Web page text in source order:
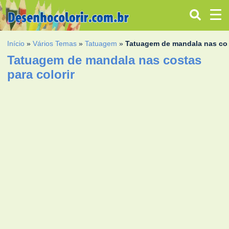
Início »Vários Temas »Tatuagem »Tatuagem de mandala nas
Tatuagem de mandala nas costas
para colorir